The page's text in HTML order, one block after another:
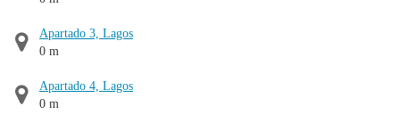
Apartado 3, Lagos
0 m
Apartado 4, Lagos
0 m